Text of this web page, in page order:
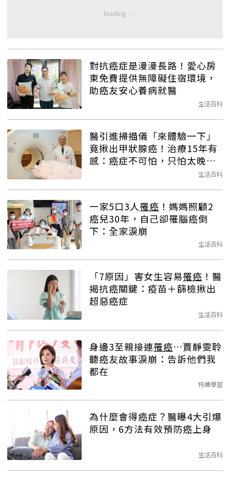
對抗癌症是漫漫長路！愛心房
東免費提供無障礙住宿環境，
助癌友安心養病就醫
生活百科
醫引進掃描儀「來體驗一下」
竟揪出甲狀腺癌！治療15年有
感：癌症不可怕，只怕太晚發
生活百科
一家5口3人罹癌 ！媽媽照顧2
癌兒30年，自己卻罹腦癌倒
下：全家淚崩
生活百科
「7原因」害女生容易罹癌 ！醫
揭抗癌關鍵：疫苗＋篩檢揪出
超惡癌症
生活百科
身邊3至親接連罹癌…賈靜雯聆
聽癌友故事淚崩：告訴他們我
都在
持續學習
為什麼會得癌症？醫曝4大引爆
原因，6方法有效預防癌上身
生活百科